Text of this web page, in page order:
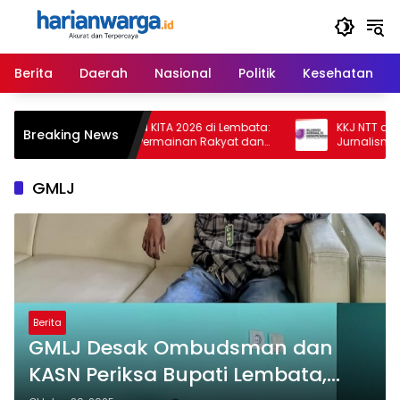
Langsung
Berita
Daerah Nasional Politik Kesehatan
Breaking News
Hari Kedua TEMAN KITA 2026 di Lembata:
Meriah dengan Permainan Rakyat dan
Dukungan Bupati
KKJ NTT dan AJI
Jurnalisme
Provokatif
GMLJ
Berita
GMLJ Desak Ombudsman dan
KASN Periksa Bupati Lembata,